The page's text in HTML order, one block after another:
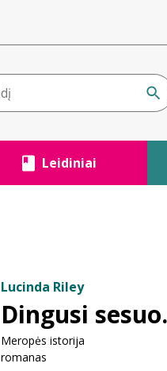
Leidiniai
Lucinda Riley
Dingusi
Meropės istorija
romanas